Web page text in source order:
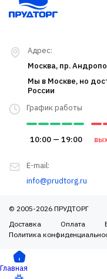
График работы
10:00 — 19:00
E-mail:
info@prudtorg.ru
Адрес:
Москва, пр.
Мы в Москве, но
России
© 2005-2026 ПРУДТОРГ
Доставка
Оплата
Политика
Главная